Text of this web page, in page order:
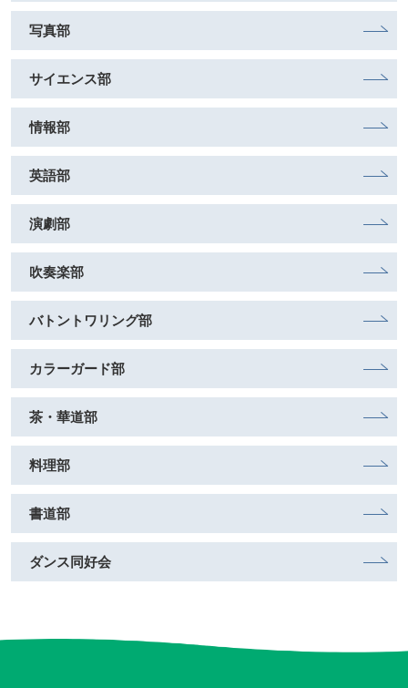
写真部
サイエンス部
情報部
英語部
演劇部
吹奏楽部
バトントワリング部
カラーガード部
茶・華道部
料理部
書道部
ダンス同好会